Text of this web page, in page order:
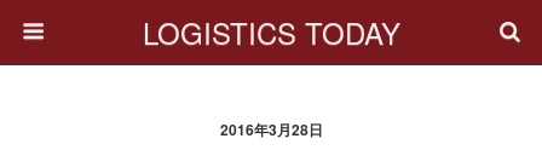
LOGISTICS TODAY
2016年3月28日